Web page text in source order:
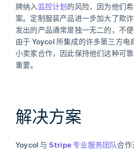
牌纳入 监控计划的风险，因为他们
案。定制服装产品进一步加大了欺
发出的产品通常是独一无二的，不便
由于 Yoycol 所集成的许多第三方电
小卖家合作，因此保持他们这种可
重要。
解决方案
Yoycol 与 Stripe 专业服务团队合作